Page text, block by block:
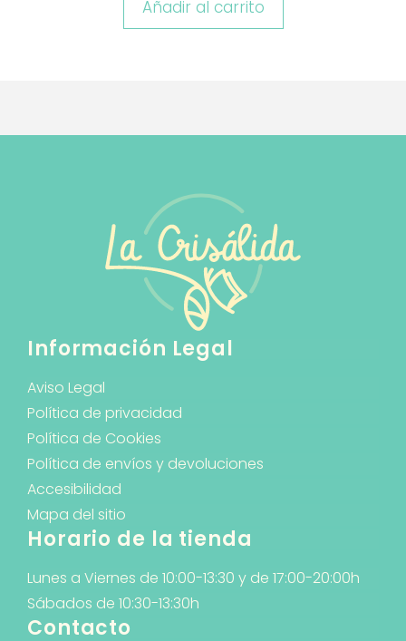
Añadir al carrito
Información Legal
Aviso Legal
Política de privacidad
Política de Cookies
Política de envíos y devoluciones
Accesibilidad
Mapa del sitio
Horario de la tienda
Lunes a Viernes de 10:00-13:30 y de 17:00-20:00h
Sábados de 10:30-13:30h
Contacto